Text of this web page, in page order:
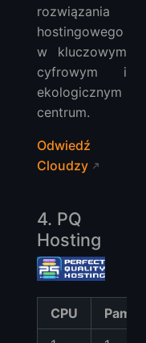
rozwiązania
hostingowego
w kluczowym
cyfrowym i
ekologicznym
centrum.
Odwiedź
Cloudzy
4. PQ
Hosting
CPU